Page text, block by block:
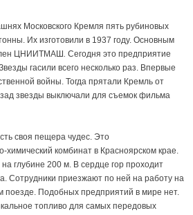
Московского Кремля пять рубиновых
Их изготовили в 1937 году. Основным
ЦНИИТМАШ. Сегодня это предприятие
гасили всего несколько раз. Впервые
войны. Тогда прятали Кремль от
звезды выключали для съемок фильма
своя пещера чудес. Это
химический комбинат в Красноярском крае.
глубине 200 м. В сердце гор проходит
Сотрудники приезжают по ней на работу на
поезде. Подобных предприятий в мире нет.
топливо для самых передовых